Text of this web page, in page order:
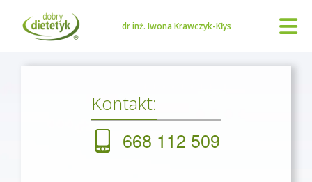
dr inż. Iwona Krawczyk-Kłys
Kontakt:
668 112 509